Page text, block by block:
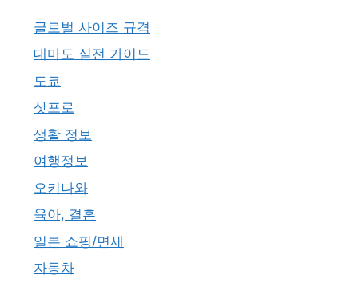
글로벌 사이즈 규격
대마도 실전 가이드
도쿄
삿포로
생활 정보
여행정보
오키나와
육아, 결혼
일본 쇼핑/면세
자동차